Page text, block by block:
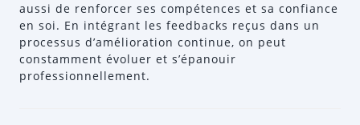
aussi de renforcer ses compétences et sa confiance
en soi. En intégrant les feedbacks reçus dans un
processus d’amélioration continue, on peut
constamment évoluer et s’épanouir
professionnellement.